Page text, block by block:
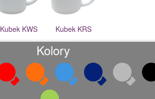
Kubek KWS Kubek KRS
Kolory